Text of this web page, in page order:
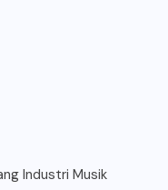
Industri Musik